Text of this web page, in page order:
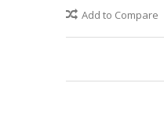
Add to Compare